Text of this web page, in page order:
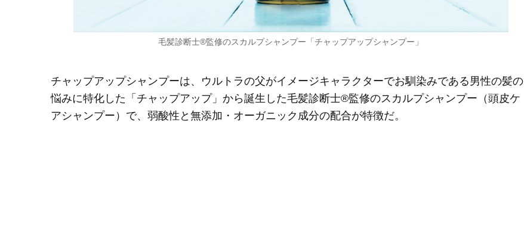
毛髪診断士®監修のスカルプシャンプー「チャップアップシャンプー」
チャップアップシャンプーは、ウルトラの父がイメージキャラクターでお馴染みである男性の髪の
悩みに特化した「チャップアップ」から誕生した毛髪診断士®監修のスカルプシャンプー（頭皮ケ
アシャンプー）で、弱酸性と無添加・オーガニック成分の配合が特徴だ。